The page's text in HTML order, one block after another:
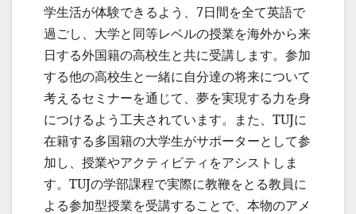
学生活が体験できるよう、7日間を全て英語で
過ごし、大学と同等レベルの授業を海外から来
日する外国籍の高校生と共に受講します。参加
する他の高校生と一緒に自分達の将来について
考えるセミナーを通じて、夢を実現する力を身
につけるよう工夫されています。また、TUJに
在籍する多国籍の大学生がサポーターとして参
加し、授業やアクティビティをアシストしま
す。TUJの学部課程で実際に教鞭をとる教員に
よる参加型授業を受講することで、本物のアメ